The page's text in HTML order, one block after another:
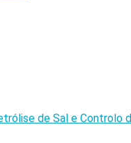
de Sal e Controlo